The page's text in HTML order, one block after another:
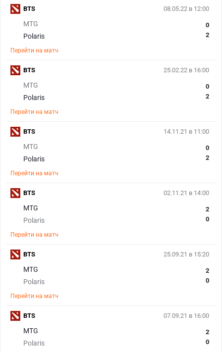
08.05.22 в 12:00
MTG
Polaris
0
2
Перейти на матч
BTS
25.02.22 в 16:00
MTG
Polaris
0
2
Перейти на матч
BTS
14.11.21 в 11:00
MTG
Polaris
0
2
Перейти на матч
BTS
02.11.21 в 14:00
MTG
Polaris
2
0
Перейти на матч
BTS
25.09.21 в 15:20
MTG
Polaris
2
0
Перейти на матч
BTS
07.09.21 в 16:00
MTG
Polaris
2
0
BTS